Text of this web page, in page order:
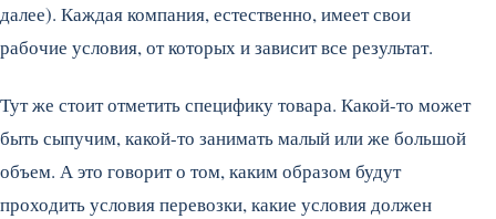
далее). Каждая компания, естественно, имеет свои
рабочие условия, от которых и зависит все результат.
Тут же стоит отметить специфику товара. Какой-то может
быть сыпучим, какой-то занимать малый или же большой
объем. А это говорит о том, каким образом будут
проходить условия перевозки, какие условия должен